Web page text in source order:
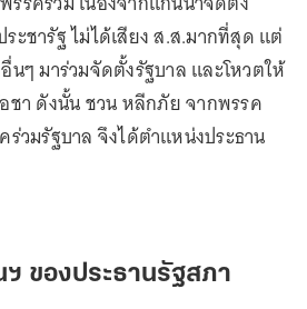
ะชารัฐ ไม่ได้เสียง ส.ส.มากที่สุด แต่
นๆ มาร่วมจัดตั้งรัฐบาล และโหวตให้
ชา ดังนั้น ชวน หลีกภัย จากพรรค
วมรัฐบาล จึงได้ตำแหน่งประธาน
ของประธานรัฐสภา